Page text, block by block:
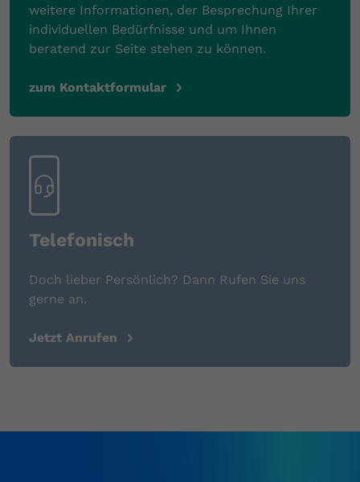
weitere Informationen, der Besprechung Ihrer
individuellen Bedürfnisse und um Ihnen
beratend zur Seite stehen zu können.
zum Kontaktformular
Telefonisch
Doch lieber Persönlich? Dann Rufen Sie uns
gerne an.
Jetzt Anrufen